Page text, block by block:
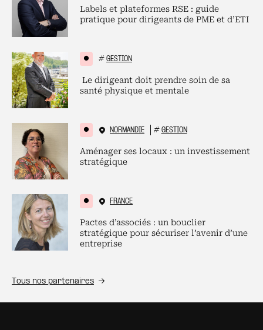
Labels et plateformes RSE : guide
pratique pour dirigeants de PME et d’ETI
# GESTION
Le dirigeant doit prendre soin de sa
santé physique et mentale
NORMANDIE # GESTION
Aménager ses locaux : un investissement
stratégique
FRANCE
Pactes d’associés : un bouclier
stratégique pour sécuriser l’avenir d’une
entreprise
Tous nos partenaires